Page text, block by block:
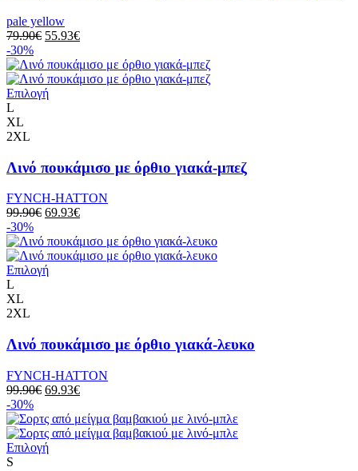
pale yellow
79.90€ 55.93€
-30%
Επιλογή
L
XL
2XL
Λινό πουκάμισο με όρθιο γιακά-μπεζ
FYNCH-HATTON
99.90€ 69.93€
-30%
Επιλογή
L
XL
2XL
Λινό πουκάμισο με όρθιο γιακά-λευκο
FYNCH-HATTON
99.90€ 69.93€
-30%
Επιλογή
S